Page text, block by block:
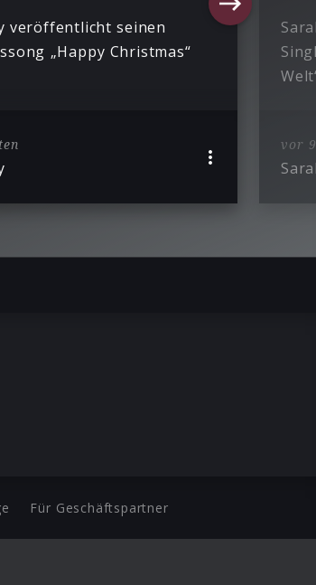
veröffentlicht seinen
„Happy Christmas“
vor
Für Geschäftspartner